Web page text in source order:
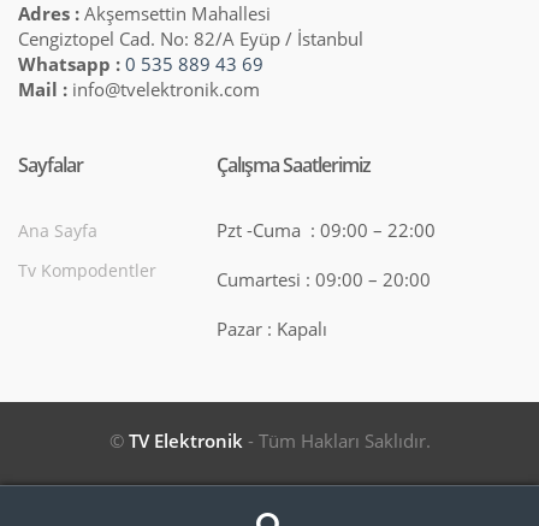
Adres : Akşemsettin Mahallesi
Cengiztopel Cad. No: 82/A Eyüp / İstanbul
Whatsapp : 0 535 889 43 69
Mail : info@tvelektronik.com
Sayfalar
Ana Sayfa
Tv Kompodentler
Çalışma Saatlerimiz
Pzt -Cuma : 09:00 – 22:00
Cumartesi : 09:00 – 20:00
Pazar : Kapalı
© TV Elektronik- Tüm Hakları Saklıdır.